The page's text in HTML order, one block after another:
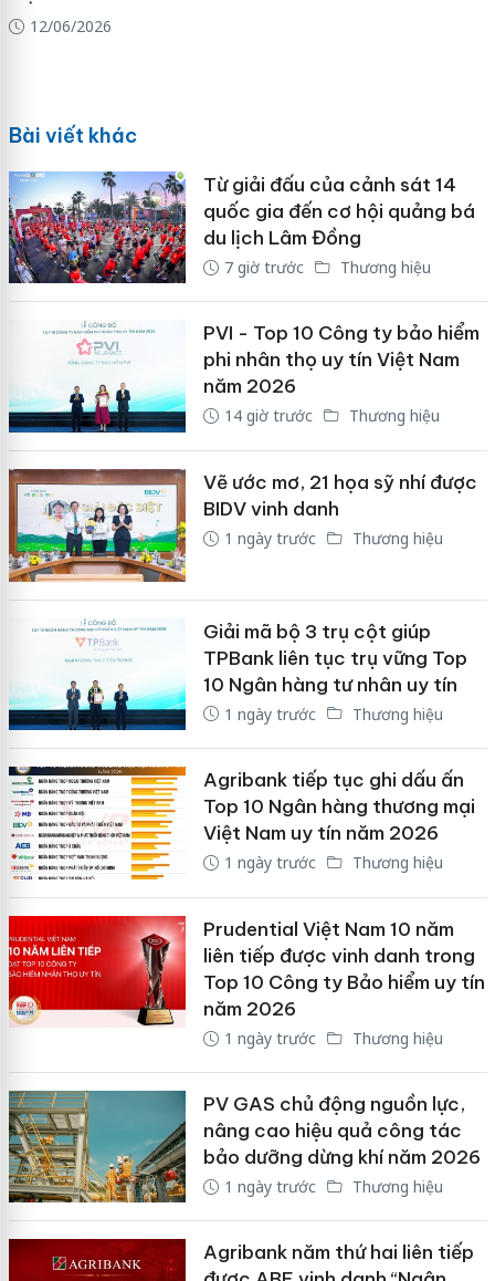
12/06/2026
Bài viết khác
Từ giải đấu của cảnh sát 14
quốc gia đến cơ hội quảng bá
du lịch Lâm Đồng
7 giờ trước Thương hiệu
PVI - Top 10 Công ty bảo hiểm
phi nhân thọ uy tín Việt Nam
năm 2026
14 giờ trước Thương hiệu
Vẽ ước mơ, 21 họa sỹ nhí được
BIDV vinh danh
1 ngày trước Thương hiệu
Giải mã bộ 3 trụ cột giúp
TPBank liên tục trụ vững Top
10 Ngân hàng tư nhân uy tín
1 ngày trước Thương hiệu
Agribank tiếp tục ghi dấu ấn
Top 10 Ngân hàng thương mại
Việt Nam uy tín năm 2026
1 ngày trước Thương hiệu
Prudential Việt Nam 10 năm
liên tiếp được vinh danh trong
Top 10 Công ty Bảo hiểm uy tín
năm 2026
1 ngày trước Thương hiệu
PV GAS chủ động nguồn lực,
nâng cao hiệu quả công tác
bảo dưỡng dừng khí năm 2026
1 ngày trước Thương hiệu
Agribank năm thứ hai liên tiếp